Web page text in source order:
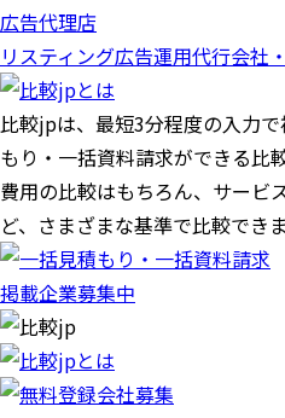
広告代理店
リスティング広告運用代行会社
比較jpは、 最短3分程度の入力
もり・一括資料請求ができる比
費用の比較はもちろん、サービ
ど、さまざまな基準で比較できま
掲載企業募集中